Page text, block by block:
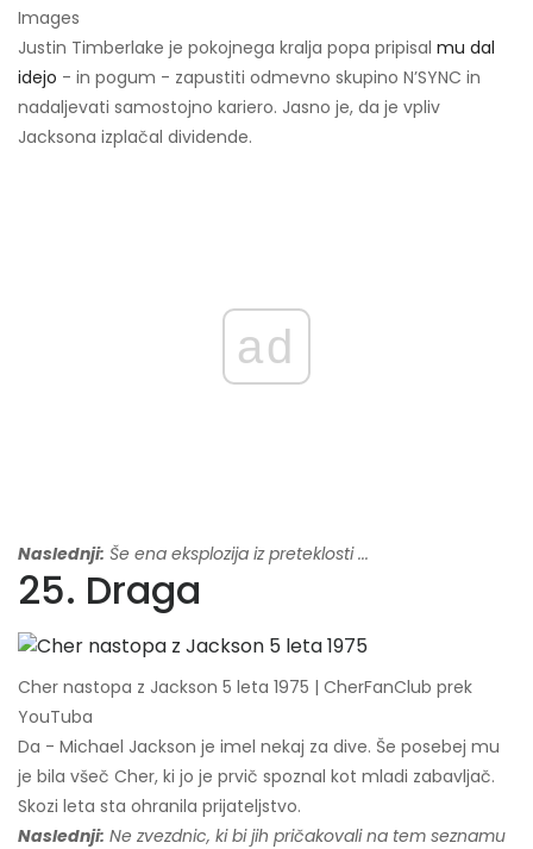
Images
Justin Timberlake je pokojnega kralja popa pripisal mu dal
idejo - in pogum - zapustiti odmevno skupino N’SYNC in
nadaljevati samostojno kariero. Jasno je, da je vpliv
Jacksona izplačal dividende.
ad
Naslednji: Še ena eksplozija iz preteklosti ...
25. Draga
Cher nastopa z Jackson 5 leta 1975 | CherFanClub prek
YouTuba
Da - Michael Jackson je imel nekaj za dive. Še posebej mu
je bila všeč Cher, ki jo je prvič spoznal kot mladi zabavljač.
Skozi leta sta ohranila prijateljstvo.
Naslednji: Ne zvezdnic, ki bi jih pričakovali na tem seznamu